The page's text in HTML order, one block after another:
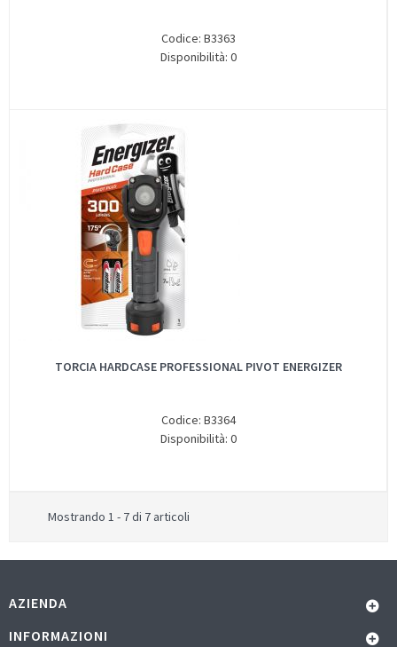
Codice: B3363
Disponibilità: 0
TORCIA HARDCASE PROFESSIONAL PIVOT ENERGIZER
Codice: B3364
Disponibilità: 0
Mostrando 1 - 7 di 7 articoli
AZIENDA
INFORMAZIONI